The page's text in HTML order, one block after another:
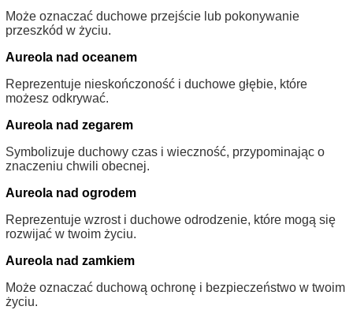
Może oznaczać duchowe przejście lub pokonywanie
przeszkód w życiu.
Aureola nad oceanem
Reprezentuje nieskończoność i duchowe głębie, które
możesz odkrywać.
Aureola nad zegarem
Symbolizuje duchowy czas i wieczność, przypominając o
znaczeniu chwili obecnej.
Aureola nad ogrodem
Reprezentuje wzrost i duchowe odrodzenie, które mogą się
rozwijać w twoim życiu.
Aureola nad zamkiem
Może oznaczać duchową ochronę i bezpieczeństwo w twoim
życiu.